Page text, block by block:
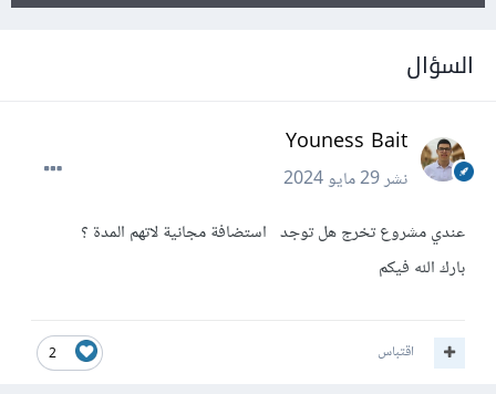
السؤال
Youness Bait
نشر29 مايو 2024
عندي مشروع تخرج هل توجد استضافة مجانية لاتهم المدة ؟
بارك الله فيكم
2 اقتباس